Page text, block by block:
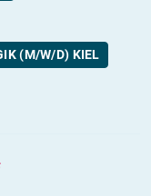
(M/W/D) KIEL